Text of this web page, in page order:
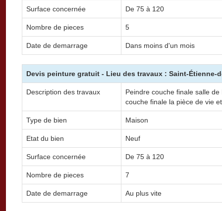
Surface concernée De 75 à 120
Nombre de pieces 5
Date de demarrage Dans moins d'un mois
Devis peinture gratuit - Lieu des travaux : Saint-Étienne-
Description des travaux
Peindre couche finale salle
couche finale la pièce de vie
Type de bien Maison
Etat du bien Neuf
Surface concernée De 75 à 120
Nombre de pieces 7
Date de demarrage Au plus vite